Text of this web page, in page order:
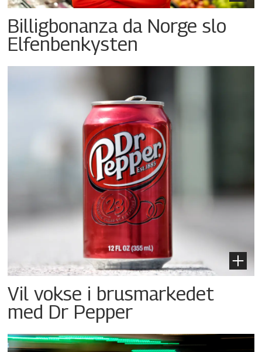
Billigbonanza da Norge slo
Elfenbenkysten
Vil vokse i brusmarkedet
med Dr Pepper